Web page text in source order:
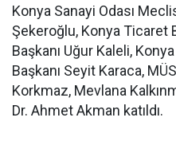
Konya Sanayi Odası
Şekeroğlu, Konya Ticaret
Başkanı Uğur Kaleli,
Başkanı Seyit Karaca,
Korkmaz, Mevlana
Dr. Ahmet Akman katıldı.